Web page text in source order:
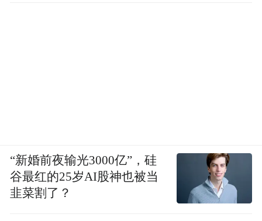
“新婚前夜输光3000亿”，硅
谷最红的25岁AI股神也被当
韭菜割了？